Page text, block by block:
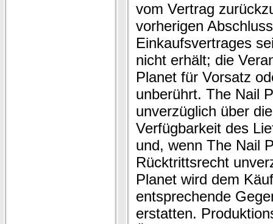
vom Vertrag
vorherigen
Einkaufsvertrages
nicht erhält; die
Planet für Vorsatz
unberührt. The Nail
unverzüglich über
Verfügbarkeit des
und, wenn The Nail
Rücktrittsrecht
Planet wird dem
entsprechende
erstatten.